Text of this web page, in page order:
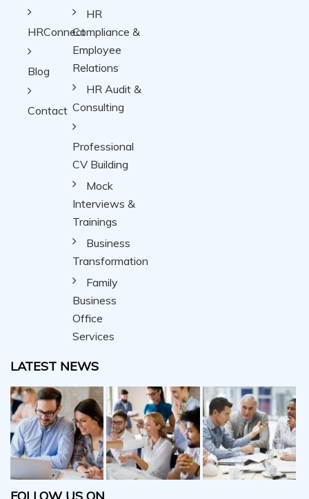
HRConnect
Blog
Contact
HR
Compliance &
Employee
Relations
HR Audit &
Consulting
Professional
CV Building
Mock
Interviews &
Trainings
Business
Transformation
Family
Business
Office
Services
LATEST NEWS